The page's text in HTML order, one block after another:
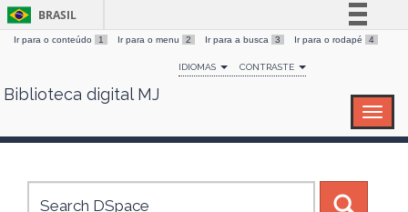
Skip
BRASIL
Simplifique!
Comunica BR
Canais
Ir para o conteúdo 1 Ir para o menu 2 Ir para a busca 3 Ir para o rodapé 4
IDIOMAS CONTRASTE
Biblioteca digital MJ